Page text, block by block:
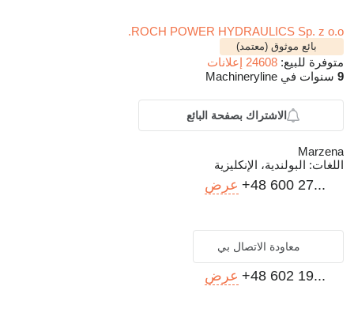
ROCH POWER HYDRAULICS Sp. z o.o.
بائع موثوق (معتمد)
متوفرة للبيع: 24608 إعلانات
9 سنوات في Machineryline
الاشتراك بصفحة البائع
Marzena
اللغات: البولندية، الإنكليزية
+48 600 27... عرض
معاودة الاتصال بي
+48 602 19... عرض